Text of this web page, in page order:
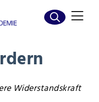
Widerstandskraft